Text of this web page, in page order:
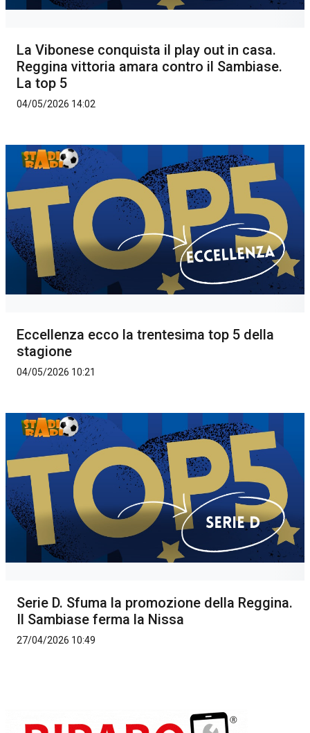
La Vibonese conquista il play out in casa.
Reggina vittoria amara contro il Sambiase.
La top 5
04/05/2026 14:02
Eccellenza ecco la trentesima top 5 della
stagione
04/05/2026 10:21
Serie D. Sfuma la promozione della Reggina.
Il Sambiase ferma la Nissa
27/04/2026 10:49